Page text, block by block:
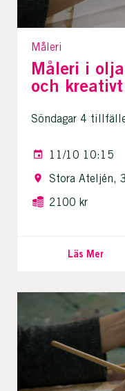
Måleri
Måleri i
och kreativt
Söndagar 4
11/10 10:15
Stora Ateljén,
2100 kr
Läs Mer